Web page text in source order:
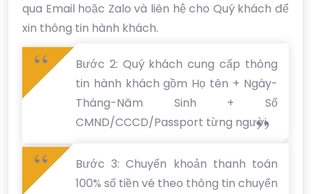
qua Email hoặc Zalo và liên hệ cho Quý khách để
xin thông tin hành khách.
Bước 2: Quý khách cung cấp thông
tin hành khách gồm Họ tên + Ngày-
Tháng-Năm Sinh + Số
CMND/CCCD/Passport từng người.
Bước 3: Chuyển khoản thanh toán
100% số tiền vé theo thông tin chuyển